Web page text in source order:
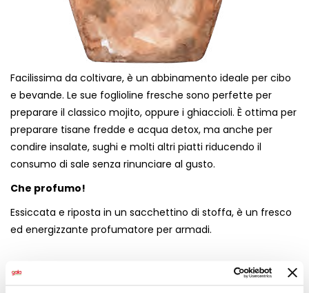
Facilissima da coltivare, è un abbinamento ideale per cibo
e bevande. Le sue foglioline fresche sono perfette per
preparare il classico mojito, oppure i ghiaccioli. È ottima per
preparare tisane fredde e acqua detox, ma anche per
condire insalate, sughi e molti altri piatti riducendo il
consumo di sale senza rinunciare al gusto.
Che profumo!
Essiccata e riposta in un sacchettino di stoffa, è un fresco
ed energizzante profumatore per armadi.